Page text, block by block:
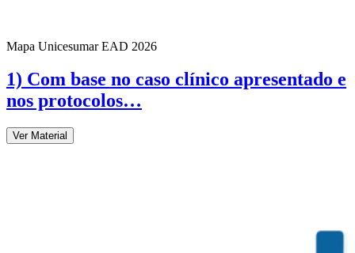
Mapa Unicesumar EAD 2026
1) Com base no caso clínico apresentado e
nos protocolos…
Ver Material